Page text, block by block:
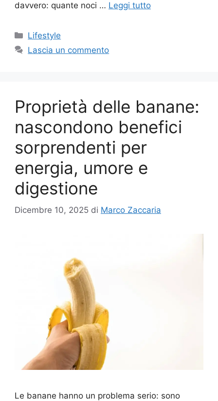
davvero: quante noci … Leggi tutto
Categorie
Lifestyle
Lascia un commento
Proprietà delle banane:
nascondono benefici
sorprendenti per
energia, umore e
digestione
Dicembre 10, 2025 di Marco Zaccaria
Le banane hanno un problema serio: sono